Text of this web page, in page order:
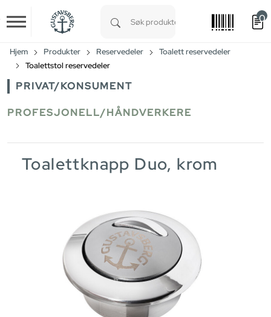
Skip to main content
0
Hjem Produkter Reservedeler
Toalett reservedeler
Toalettstol reservedeler
PRIVAT/KONSUMENT
PROFESJONELL/HÅNDVERKERE
Toalettknapp Duo, krom